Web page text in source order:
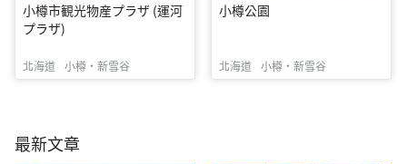
小樽市観光物産プラザ (運河
プラザ)
北海道 小樽・新雪谷
小樽公園
北海道 小樽・新雪谷
最新文章